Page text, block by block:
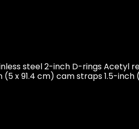
steel 2-inch D-rings Acetyl
x 91.4 cm) cam straps 1.5-